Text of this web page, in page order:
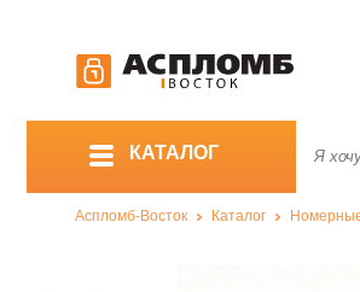
КАТАЛОГ
Аспломб-Восток Каталог